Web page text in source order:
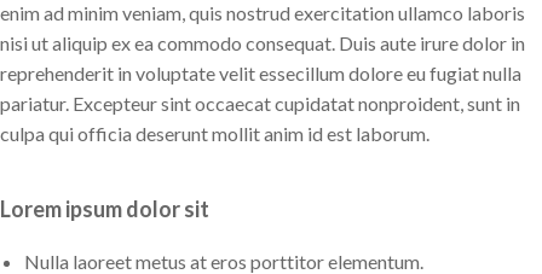
enim ad minim veniam, quis nostrud exercitation ullamco laboris
nisi ut aliquip ex ea commodo consequat. Duis aute irure dolor in
reprehenderit in voluptate velit essecillum dolore eu fugiat nulla
pariatur. Excepteur sint occaecat cupidatat nonproident, sunt in
culpa qui officia deserunt mollit anim id est laborum.
Lorem ipsum dolor sit
Nulla laoreet metus at eros porttitor elementum.